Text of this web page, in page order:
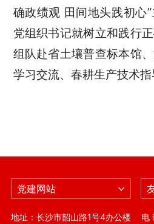
确政绩观 田间地头践初心
党组织书记就树立和践行
组队赴省土壤普查标本馆
学习交流、春耕生产技术指
党建网站
地址：长沙市韶山路1号4办公楼 电